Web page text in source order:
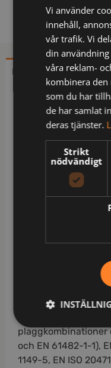
BESKRIVNING
Beskrivning
Multinorm / 2
spikfickor, den ena
och den andra med
CORDURA®-
och dold
Hammarhank /
tumstocksficka
hälla för kniv /
tryckknapp,
CORDURA®-
inifrån /
/ CORDURA®-
enligt EN 61482-1-2
plaggkombinationer
och EN 61482-1-1),
1149-5, EN ISO
Vi använder
innehåll,
vår trafik. Vi
din
våra reklam-
kombinera
som du har
de har samlat
deras tjänster.
Strikt
nödvändigt